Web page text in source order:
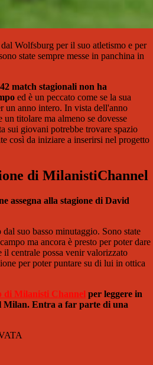
Wolfsburg per il suo atletismo e per
state sempre messe in panchina in
match stagionali non ha
ed è un peccato come se la sua
un anno intero. In vista dell'anno
un titolare ma almeno se dovesse
sui giovani potrebbe trovare spazio
così da iniziare a inserirsi nel progetto
di MilanistiChannel
assegna alla stagione di David
suo basso minutaggio. Sono state
ma ancora è presto per poter dare
centrale possa venir valorizzato
per poter puntare su di lui in ottica
di Milanisti Channel per leggere in
Milan. Entra a far parte di una